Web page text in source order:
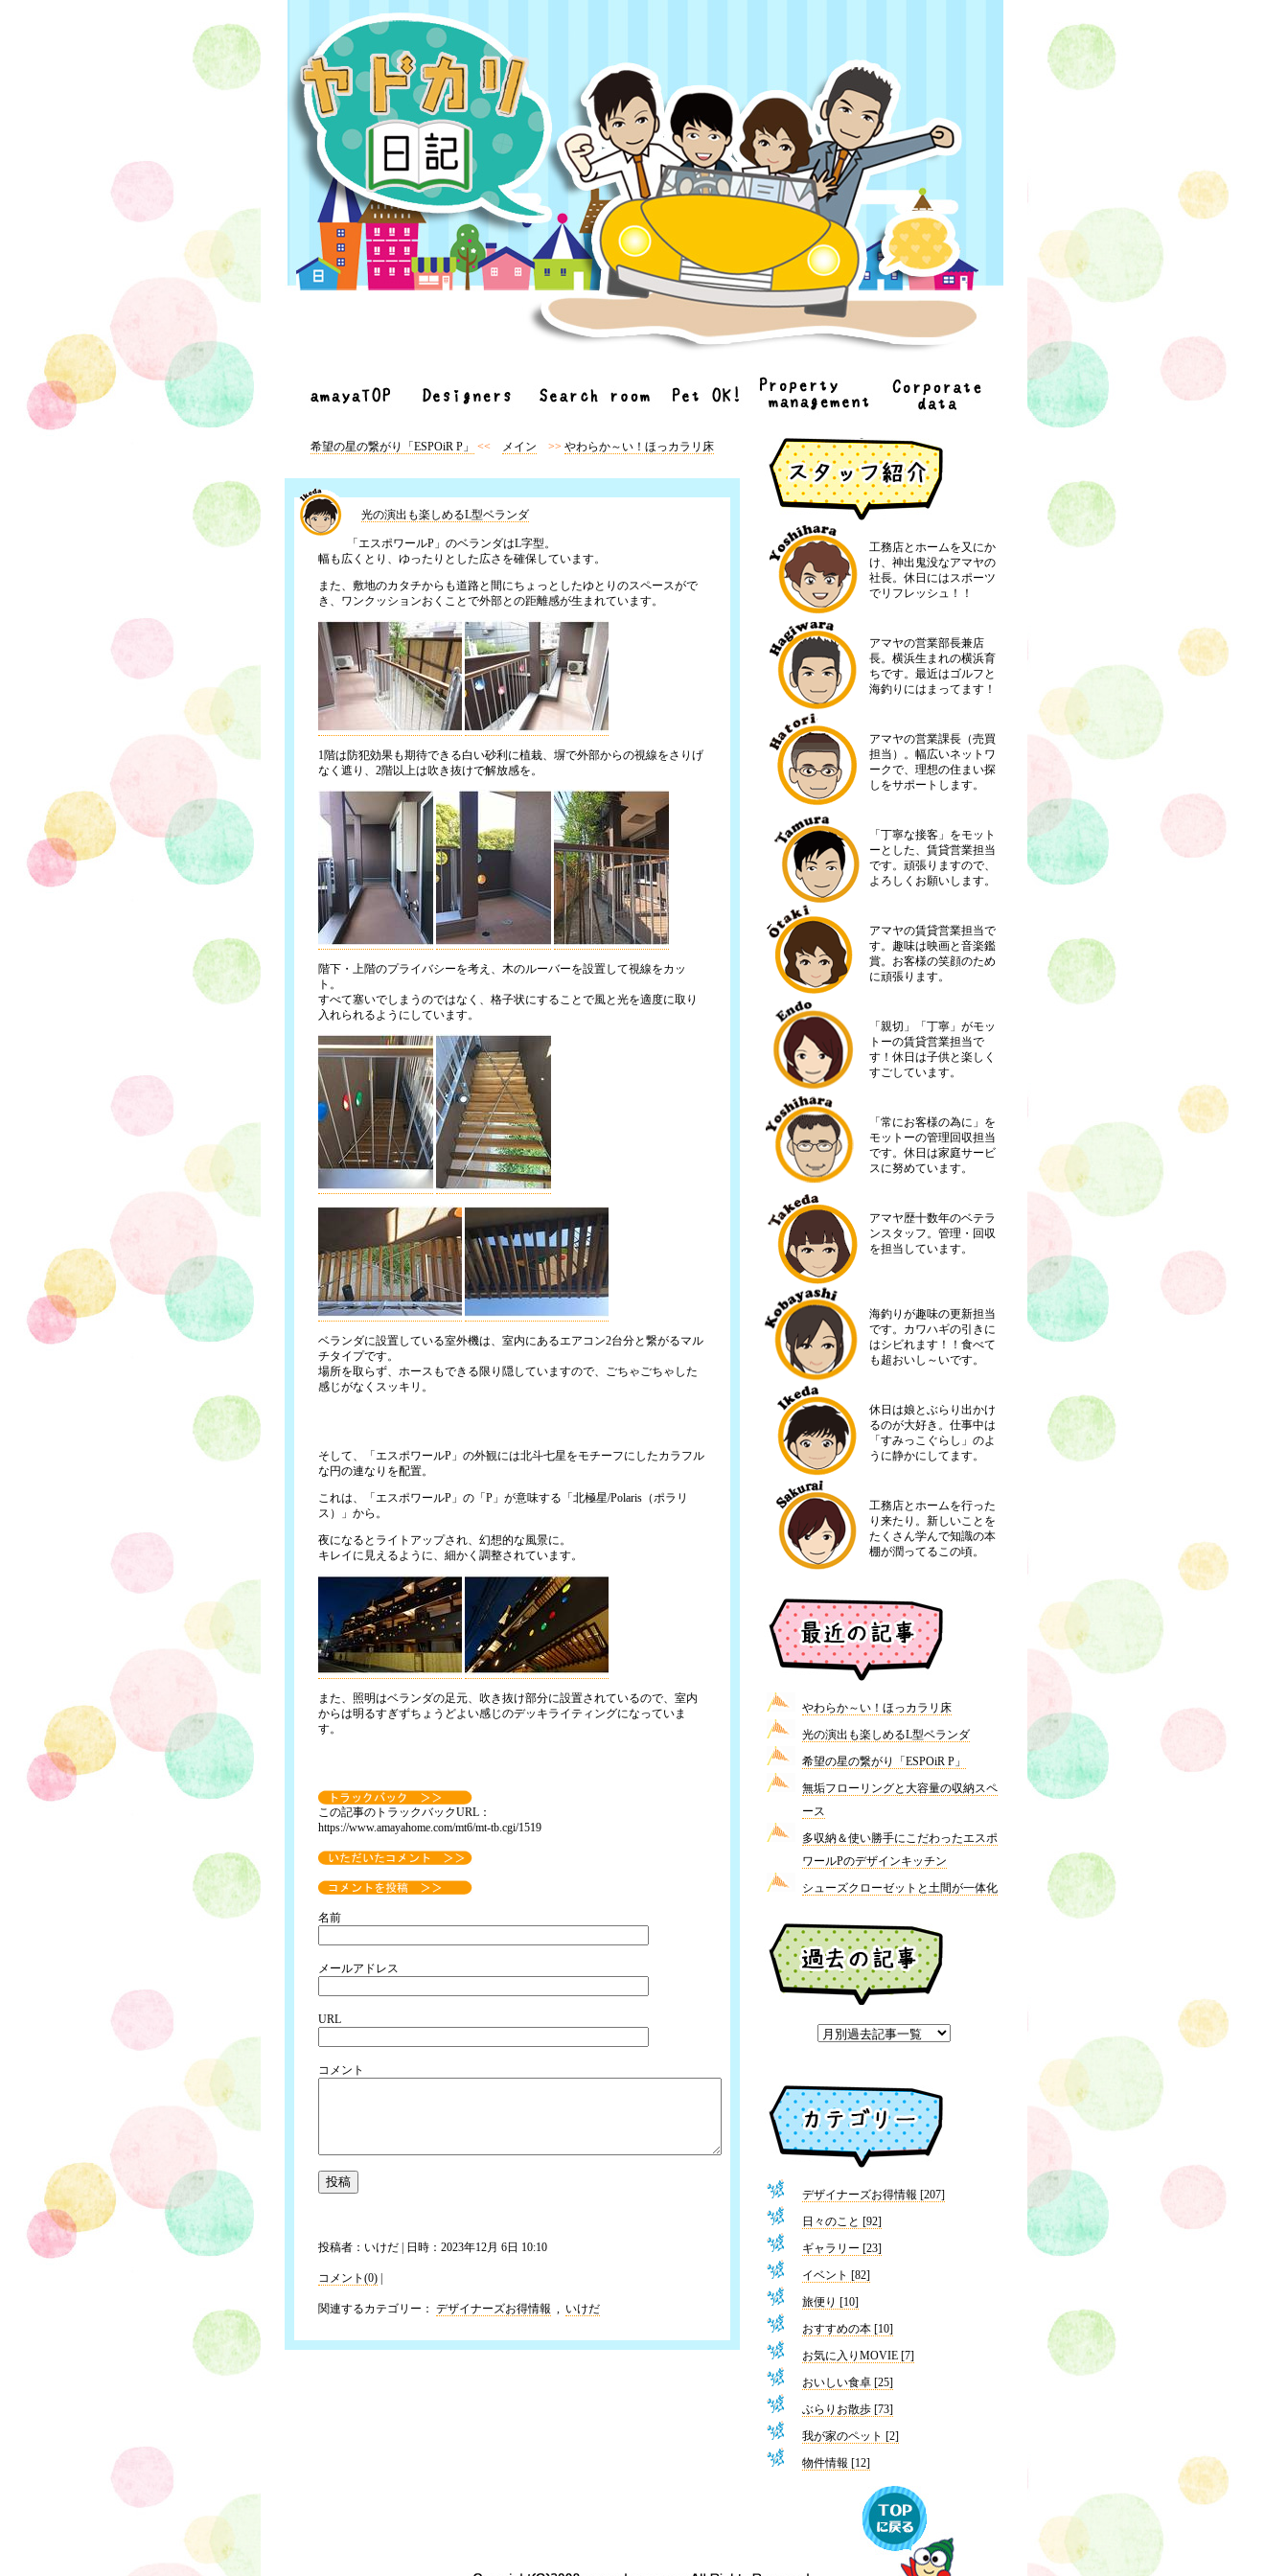
希望の星の繋がり「ESPOiR P」 << メイン >> やわらか～い！ほっカラリ床
光の演出も楽しめるL型ベランダ
「エスポワールP」のベランダはL字型。
幅も広くとり、ゆったりとした広さを確保しています。
また、敷地のカタチからも道路と間にちょっとしたゆとりのスペースがで
き、ワンクッションおくことで外部との距離感が生まれています。
1階は防犯効果も期待できる白い砂利に植栽、塀で外部からの視線をさりげ
なく遮り、2階以上は吹き抜けで解放感を。
階下・上階のプライバシーを考え、木のルーバーを設置して視線をカッ
ト。
すべて塞いでしまうのではなく、格子状にすることで風と光を適度に取り
入れられるようにしています。
ベランダに設置している室外機は、室内にあるエアコン2台分と繋がるマル
チタイプです。
場所を取らず、ホースもできる限り隠していますので、ごちゃごちゃした
感じがなくスッキリ。
そして、「エスポワールP」の外観には北斗七星をモチーフにしたカラフル
な円の連なりを配置。
これは、「エスポワールP」の「P」が意味する「北極星/Polaris（ポラリ
ス）」から。
夜になるとライトアップされ、幻想的な風景に。
キレイに見えるように、細かく調整されています。
また、照明はベランダの足元、吹き抜け部分に設置されているので、室内
からは明るすぎずちょうどよい感じのデッキライティングになっていま
す。
この記事のトラックバックURL：
https://www.amayahome.com/mt6/mt-tb.cgi/1519
名前
メールアドレス
URL
コメント
投稿者：いけだ | 日時：2023年12月 6日 10:10
コメント(0)
関連するカテゴリー： デザイナーズお得情報 , いけだ
工務店とホームを又にか
け、神出鬼没なアマヤの
社長。休日にはスポーツ
でリフレッシュ！！
アマヤの営業部長兼店
長。横浜生まれの横浜育
ちです。最近はゴルフと
海釣りにはまってます！
アマヤの営業課長（売買
担当）。幅広いネットワ
ークで、理想の住まい探
しをサポートします。
「丁寧な接客」をモット
ーとした、賃貸営業担当
です。頑張りますので、
よろしくお願いします。
アマヤの賃貸営業担当で
す。趣味は映画と音楽鑑
賞。お客様の笑顔のため
に頑張ります。
「親切」「丁寧」がモッ
トーの賃貸営業担当で
す！休日は子供と楽しく
すごしています。
「常にお客様の為に」を
モットーの管理回収担当
です。休日は家庭サービ
スに努めています。
アマヤ歴十数年のベテラ
ンスタッフ。管理・回収
を担当しています。
海釣りが趣味の更新担当
です。カワハギの引きに
はシビれます！！食べて
も超おいし～いです。
休日は娘とぶらり出かけ
るのが大好き。仕事中は
「すみっこぐらし」のよ
うに静かにしてます。
工務店とホームを行った
り来たり。新しいことを
たくさん学んで知識の本
棚が潤ってるこの頃。
やわらか～い！ほっカラリ床
光の演出も楽しめるL型ベランダ
希望の星の繋がり「ESPOiR P」
無垢フローリングと大容量の収納スペ
ース
多収納＆使い勝手にこだわったエスポ
ワールPのデザインキッチン
シューズクローゼットと土間が一体化
デザイナーズお得情報 [207]
日々のこと [92]
ギャラリー [23]
イベント [82]
旅便り [10]
おすすめの本 [10]
お気に入りMOVIE [7]
おいしい食卓 [25]
ぶらりお散歩 [73]
我が家のペット [2]
物件情報 [12]